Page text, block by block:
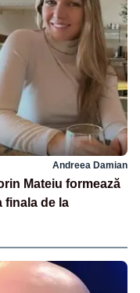
Andreea Damian
Mateiu formează
finala de la